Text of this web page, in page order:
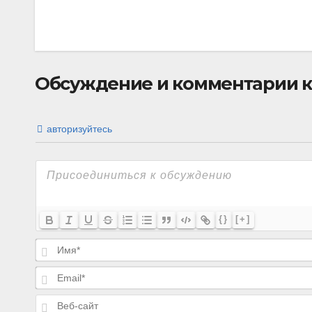
Обсуждение и комментарии к
авторизуйтесь
{} [+]